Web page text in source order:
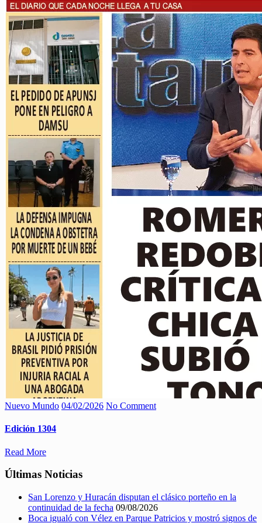
Nuevo Mundo 04/02/2026 No Comment
Edición 1304
Read More
Últimas Noticias
San Lorenzo y Huracán disputan el clásico porteño en la
continuidad de la fecha 09/08/2026
Boca igualó con Vélez en Parque Patricios y mostró signos de